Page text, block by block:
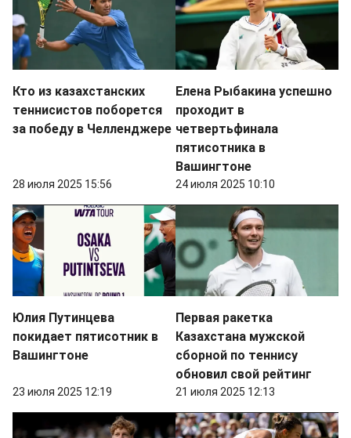
Кто из казахстанских
теннисистов поборется
за победу в Челленджере
28 июля 2025 15:56
Елена Рыбакина успешно
проходит в
четвертьфинала
пятисотника в
Вашингтоне
24 июля 2025 10:10
Юлия Путинцева
покидает пятисотник в
Вашингтоне
23 июля 2025 12:19
Первая ракетка
Казахстана мужской
сборной по теннису
обновил свой рейтинг
21 июля 2025 12:13